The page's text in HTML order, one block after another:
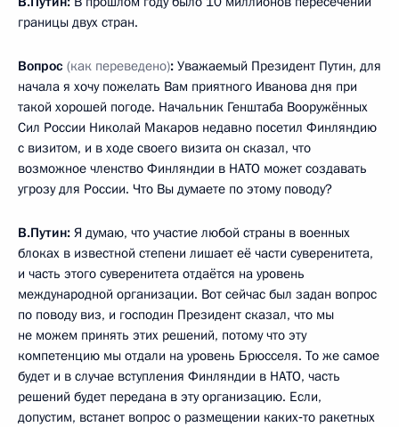
границы двух стран.
Вопрос (как переведено): Уважаемый Президент Путин, для
начала я хочу пожелать Вам приятного Иванова дня при
такой хорошей погоде. Начальник Генштаба Вооружённых
Сил России Николай Макаров недавно посетил Финляндию
с визитом, и в ходе своего визита он сказал, что
возможное членство Финляндии в НАТО может создавать
угрозу для России. Что Вы думаете по этому поводу?
В.Путин: Я думаю, что участие любой страны в военных
блоках в известной степени лишает её части суверенитета,
и часть этого суверенитета отдаётся на уровень
международной организации. Вот сейчас был задан вопрос
по поводу виз, и господин Президент сказал, что мы
не можем принять этих решений, потому что эту
компетенцию мы отдали на уровень Брюсселя. То же самое
будет и в случае вступления Финляндии в НАТО, часть
решений будет передана в эту организацию. Если,
допустим, встанет вопрос о размещении каких‑то ракетных